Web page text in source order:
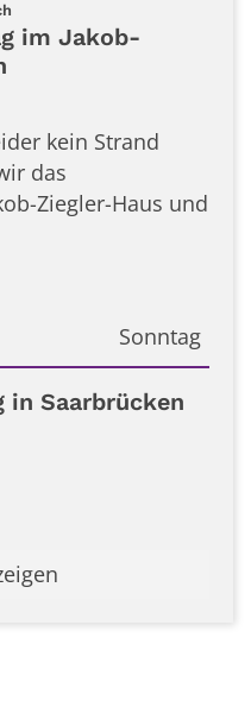
im Jakob-
kein Strand
das
Ziegler-Haus und
Sonntag
in Saarbrücken